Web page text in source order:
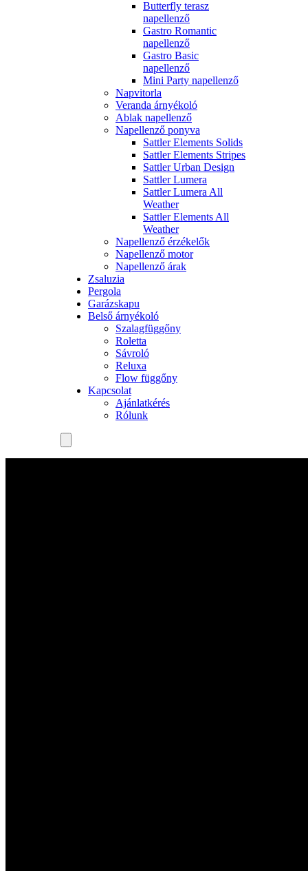
Butterfly terasz
napellenző
Gastro Romantic
napellenző
Gastro Basic
napellenző
Mini Party napellenző
Napvitorla
Veranda árnyékoló
Ablak napellenző
Napellenző ponyva
Sattler Elements Solids
Sattler Elements Stripes
Sattler Urban Design
Sattler Lumera
Sattler Lumera All
Weather
Sattler Elements All
Weather
Napellenző érzékelők
Napellenző motor
Napellenző árak
Zsaluzia
Pergola
Garázskapu
Belső árnyékoló
Szalagfüggőny
Roletta
Sávroló
Reluxa
Flow függőny
Kapcsolat
Ajánlatkérés
Rólunk